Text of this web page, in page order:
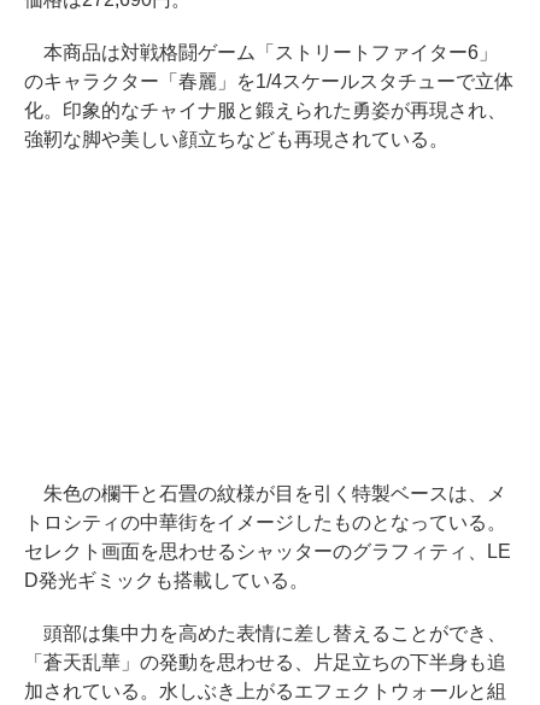
本商品は対戦格闘ゲーム「ストリートファイター6」
のキャラクター「春麗」を1/4スケールスタチューで立体
化。印象的なチャイナ服と鍛えられた勇姿が再現され、
強靭な脚や美しい顔立ちなども再現されている。
朱色の欄干と石畳の紋様が目を引く特製ベースは、メ
トロシティの中華街をイメージしたものとなっている。
セレクト画面を思わせるシャッターのグラフィティ、LE
D発光ギミックも搭載している。
頭部は集中力を高めた表情に差し替えることができ、
「蒼天乱華」の発動を思わせる、片足立ちの下半身も追
加されている。水しぶき上がるエフェクトウォールと組